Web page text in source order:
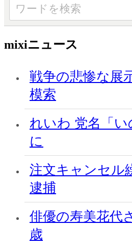
mixiニュース
戦争の悲惨な展
模索
れいわ 党名「い
に
注文キャンセル
逮捕
俳優の寿美花代
歳